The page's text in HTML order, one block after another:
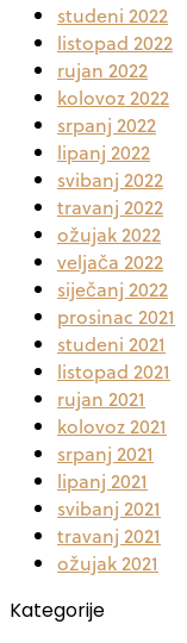
studeni 2022
listopad 2022
rujan 2022
kolovoz 2022
srpanj 2022
lipanj 2022
svibanj 2022
travanj 2022
ožujak 2022
veljača 2022
siječanj 2022
prosinac 2021
studeni 2021
listopad 2021
rujan 2021
kolovoz 2021
srpanj 2021
lipanj 2021
svibanj 2021
travanj 2021
ožujak 2021
Kategorije